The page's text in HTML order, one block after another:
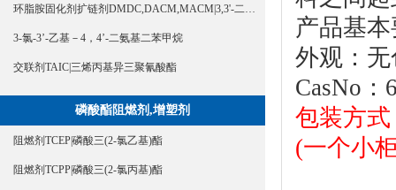
环脂胺固化剂扩链剂DMDC,DACM,MACM|3,3'-二甲基-4,4'-二氨基二环己基甲烷
3-氯-3’-乙基－4，4’-二氨基二苯甲烷
交联剂TAIC|三烯丙基异三聚氰酸酯
磷酸酯阻燃剂,增塑剂
阻燃剂TCEP|磷酸三(2-氯乙基)酯
阻燃剂TCPP|磷酸三(2-氯丙基)酯
产品基
外观：
CasNo：
包装方
(一个小